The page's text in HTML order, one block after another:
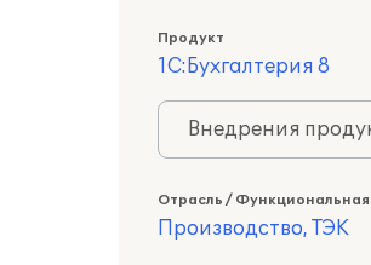
Продукт
1С:Бухгалтерия 8
Внедрения
Отрасль / Функциональная
Производство, ТЭК